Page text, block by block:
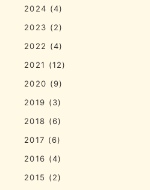
2024 (4)
2023 (2)
2022 (4)
2021 (12)
2020 (9)
2019 (3)
2018 (6)
2017 (6)
2016 (4)
2015 (2)